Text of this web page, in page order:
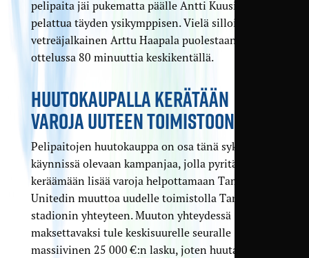
pelipaita jäi pukematta päälle Antti Kuusisen
pelattua täyden ysikymppisen. Vielä silloin
vetreäjalkainen Arttu Haapala puolestaan pelasi
ottelussa 80 minuuttia keskikentällä.
HUUTOKAUPALLA KERÄTÄÄN
VAROJA UUTEEN TOIMISTOON
Pelipaitojen huutokauppa on osa tänä syksynä
käynnissä olevaan kampanjaa, jolla pyritään
keräämään lisää varoja helpottamaan Tampere
Unitedin muuttoa uudelle toimistolla Tammelan
stadionin yhteyteen. Muuton yhteydessä
maksettavaksi tule keskisuurelle seuralle
massiivinen 25 000 €:n lasku, joten huutamalla